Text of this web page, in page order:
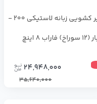
شیر کشویی زبانه لاستیکی 200 -
24,948,000
35,640,000